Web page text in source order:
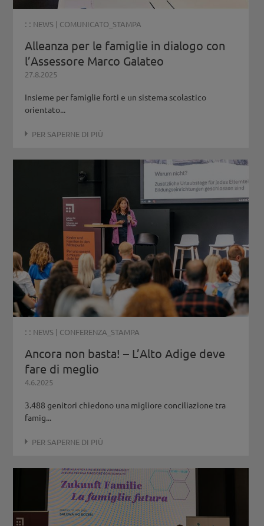
: : NEWS | COMUNICATO_STAMPA
Alleanza per le famiglie in dialogo con
l’Assessore Marco Galateo
27.8.2025
Insieme per famiglie forti e un sistema scolastico
orientato...
PER SAPERNE DI PIÙ
: : NEWS | CONFERENZA_STAMPA
Ancora non basta! – L’Alto Adige deve
fare di meglio
4.6.2025
3.488 genitori chiedono una migliore conciliazione tra
famig...
PER SAPERNE DI PIÙ